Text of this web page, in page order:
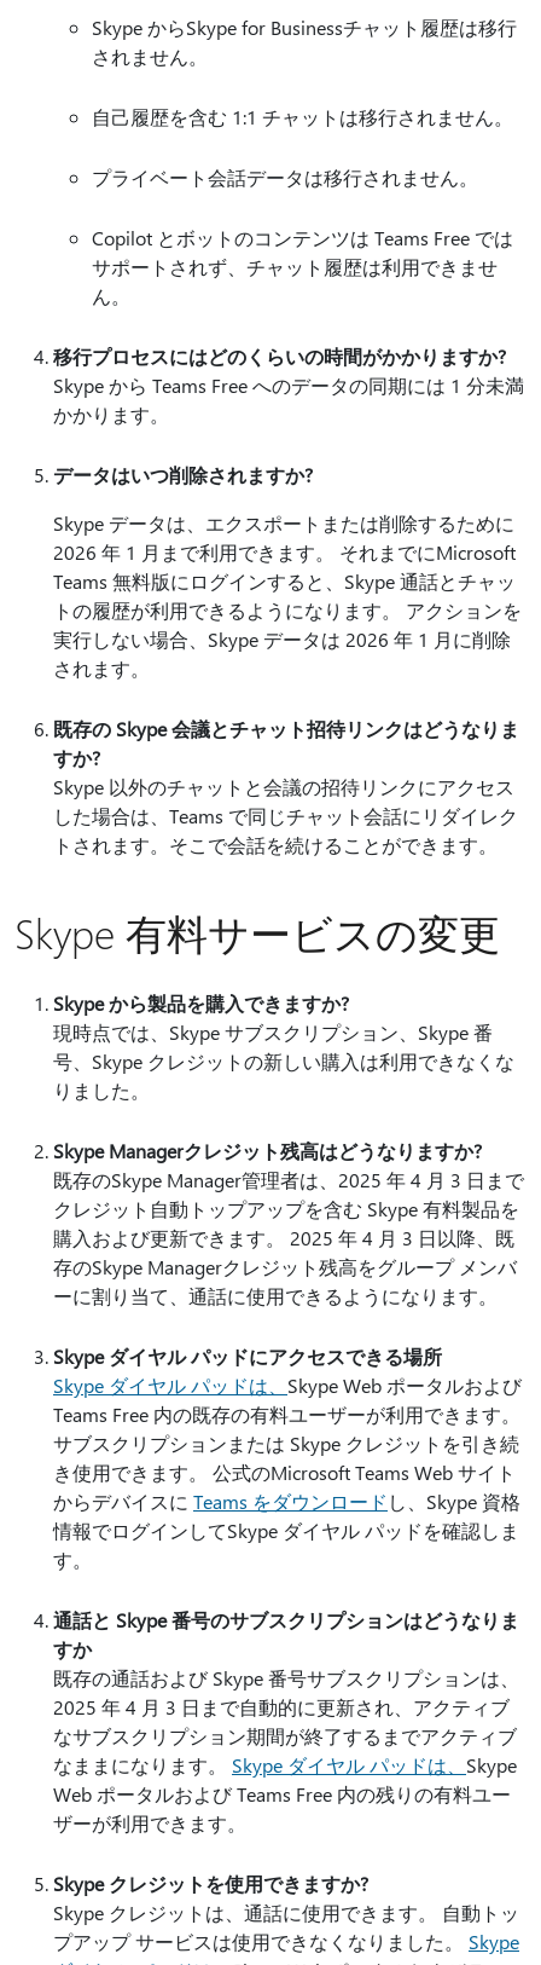
Skype からSkype for Businessチャット履歴は移行
されません。
自己履歴を含む 1:1 チャットは移行されません。
プライベート会話データは移行されません。
Copilot とボットのコンテンツは Teams Free では
サポートされず、チャット履歴は利用できませ
ん。
移行プロセスにはどのくらいの時間がかかりますか?
Skype から Teams Free へのデータの同期には 1 分未満
かかります。
データはいつ削除されますか?
Skype データは、エクスポートまたは削除するために
2026 年 1 月まで利用できます。 それまでにMicrosoft
Teams 無料版にログインすると、Skype 通話とチャッ
トの履歴が利用できるようになります。 アクションを
実行しない場合、Skype データは 2026 年 1 月に削除
されます。
既存の Skype 会議とチャット招待リンクはどうなりま
すか?
Skype 以外のチャットと会議の招待リンクにアクセス
した場合は、Teams で同じチャット会話にリダイレク
トされます。そこで会話を続けることができます。
Skype 有料サービスの変更
Skype から製品を購入できますか?
現時点では、Skype サブスクリプション、Skype 番
号、Skype クレジットの新しい購入は利用できなくな
りました。
Skype Managerクレジット残高はどうなりますか?
既存のSkype Manager管理者は、2025 年 4 月 3 日まで
クレジット自動トップアップを含む Skype 有料製品を
購入および更新できます。 2025 年 4 月 3 日以降、既
存のSkype Managerクレジット残高をグループ メンバ
ーに割り当て、通話に使用できるようになります。
Skype ダイヤル パッドにアクセスできる場所
Skype ダイヤル パッドは、 Skype Web ポータルおよび
Teams Free 内の既存の有料ユーザーが利用できます。
サブスクリプションまたは Skype クレジットを引き続
き使用できます。 公式のMicrosoft Teams Web サイト
からデバイスに Teams をダウンロード し、Skype 資格
情報でログインしてSkype ダイヤル パッドを確認しま
す。
通話と Skype 番号のサブスクリプションはどうなりま
すか
既存の通話および Skype 番号サブスクリプションは、
2025 年 4 月 3 日まで自動的に更新され、アクティブ
なサブスクリプション期間が終了するまでアクティブ
なままになります。 Skype ダイヤル パッドは、 Skype
Web ポータルおよび Teams Free 内の残りの有料ユー
ザーが利用できます。
Skype クレジットを使用できますか?
Skype クレジットは、通話に使用できます。 自動トッ
プアップ サービスは使用できなくなりました。 Skype